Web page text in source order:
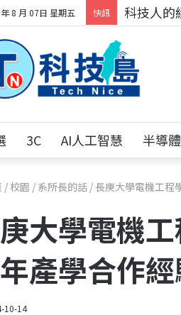
8 月 07日 星期五 快訊 科技人的
3C AI人工智慧 半導體
/ 校園 / 系所長的話 /長庚大學電機工程
大學電機
產學合作
10-14